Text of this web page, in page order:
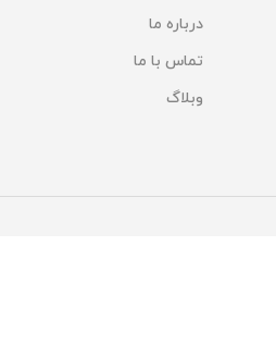
درباره ما
تماس با ما
وبلاگ